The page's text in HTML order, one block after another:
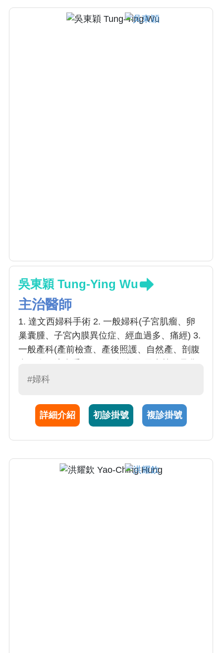
吳東穎 Tung-Ying Wu
主治醫師
1. 達文西婦科手術 2. 一般婦科(子宮肌瘤、卵
巢囊腫、子宮內膜異位症、經血過多、痛經) 3.
一般產科(產前檢查、產後照護、自然產、剖腹
腔脫垂) 5. 婦科手術、微創腹腔鏡手術、子宮鏡
抹片異常、陰道鏡檢查、子宮鏡檢查 8. 反覆性
陰道炎、更年期萎縮性陰道炎、陰道雷射治療
#婦科
詳細介紹 初診掛號 複診掛號